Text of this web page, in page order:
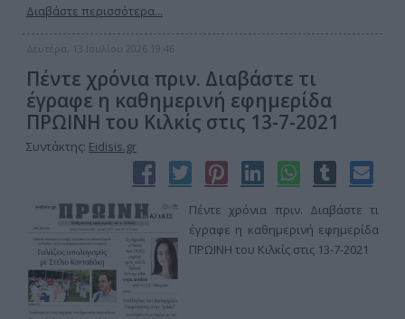
Διαβάστε περισσότερα...
Δευτέρα, 13 Ιουλίου 2026 19:46
Πέντε χρόνια πριν. Διαβάστε τι
έγραφε η καθημερινή εφημερίδα
ΠΡΩΙΝΗ του Κιλκίς στις 13-7-2021
Συντάκτης: Eidisis.gr
Πέντε χρόνια πριν. Διαβάστε τι
έγραφε η καθημερινή εφημερίδα
ΠΡΩΙΝΗ του Κιλκίς στις 13-7-2021